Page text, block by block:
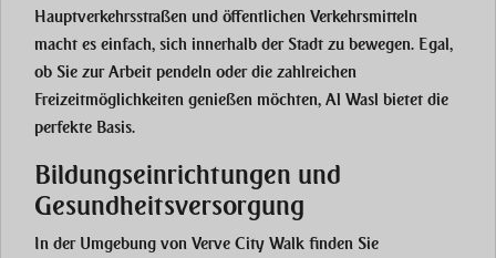
Hauptverkehrsstraßen und öffentlichen Verkehrsmitteln
macht es einfach, sich innerhalb der Stadt zu bewegen. Egal,
ob Sie zur Arbeit pendeln oder die zahlreichen
Freizeitmöglichkeiten genießen möchten, Al Wasl bietet die
perfekte Basis.
Bildungseinrichtungen und
Gesundheitsversorgung
In der Umgebung von Verve City Walk finden Sie